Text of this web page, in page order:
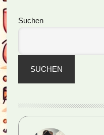
Seitenspalte
Suchen
SUCHEN